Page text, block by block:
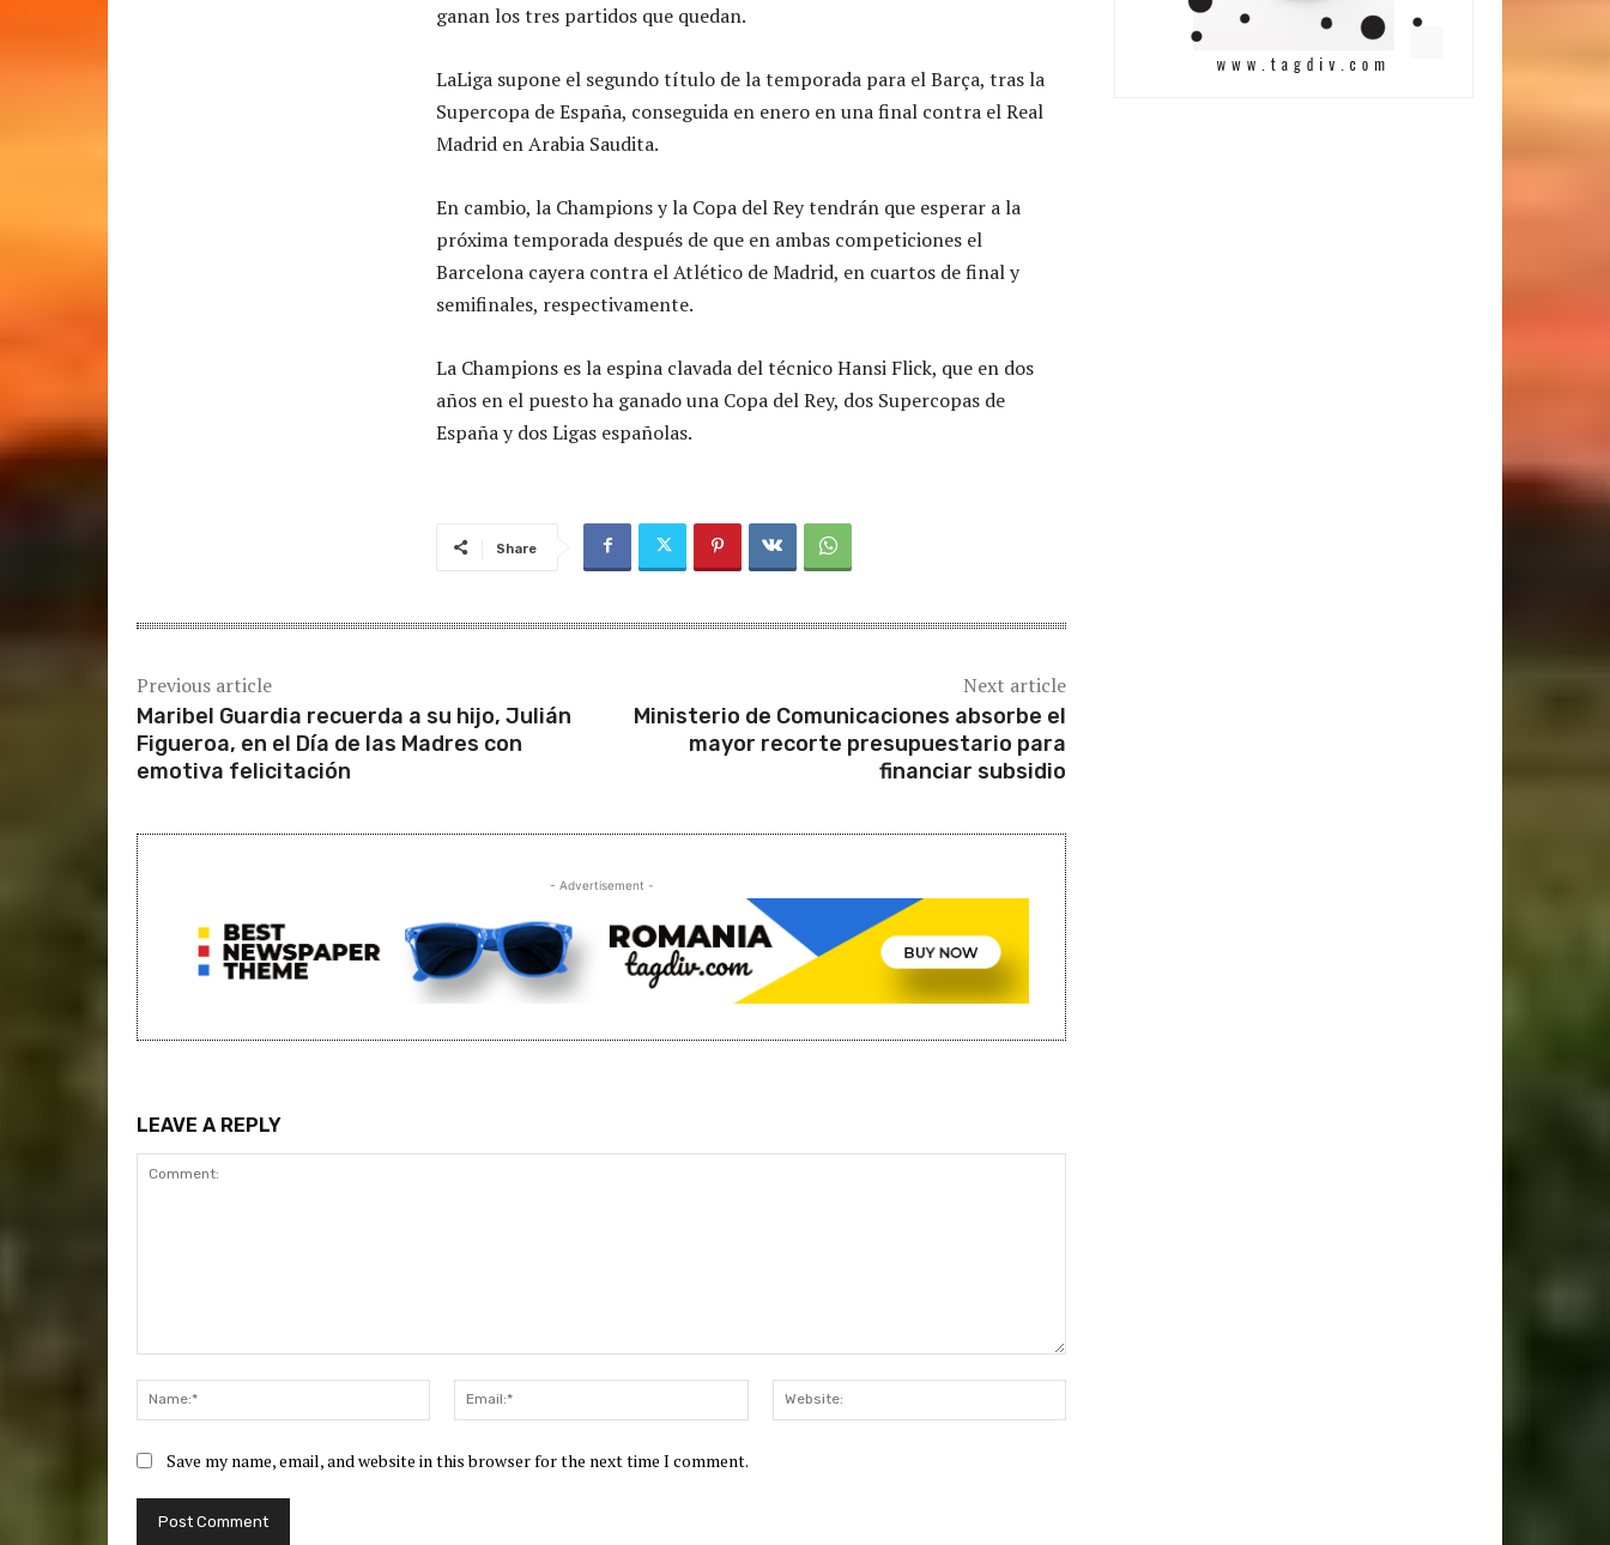
ganan los tres partidos que quedan.
LaLiga supone el segundo título de la temporada para el Barça, tras la
Supercopa de España, conseguida en enero en una final contra el Real
Madrid en Arabia Saudita.
En cambio, la Champions y la Copa del Rey tendrán que esperar a la
próxima temporada después de que en ambas competiciones el
Barcelona cayera contra el Atlético de Madrid, en cuartos de final y
semifinales, respectivamente.
La Champions es la espina clavada del técnico Hansi Flick, que en dos
años en el puesto ha ganado una Copa del Rey, dos Supercopas de
España y dos Ligas españolas.
Share
Previous article
Maribel Guardia recuerda a su hijo, Julián
Figueroa, en el Día de las Madres con
emotiva felicitación
Next article
Ministerio de Comunicaciones absorbe el
mayor recorte presupuestario para
financiar subsidio
- Advertisement -
LEAVE A REPLY
Name:*
Email:*
Save my name, email, and website in this browser for the next time I comment.